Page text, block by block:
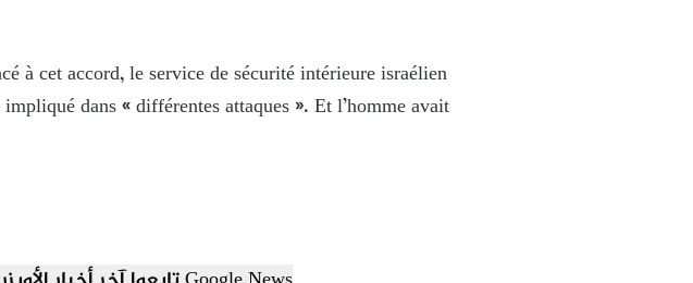
à cet accord, le service de sécurité intérieure israélien
dans « différentes attaques ». Et l’homme avait